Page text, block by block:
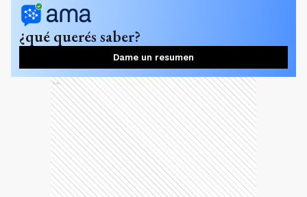
¿qué querés saber?
Dame un resumen
Ads